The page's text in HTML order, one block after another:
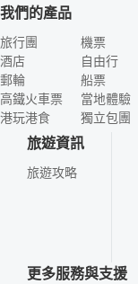
我們的產品
旅行團
酒店
郵輪
高鐵火車票
港玩港食
機票
自由行
船票
當地體驗
獨立包團
旅遊資訊
旅遊攻略
更多服務與支援